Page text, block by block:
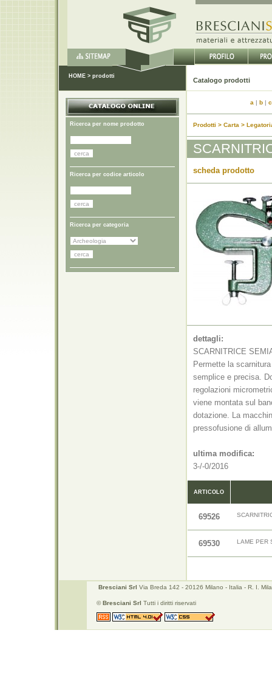
HOME > prodotti
Ricerca per nome prodotto
Ricerca per codice articolo
Ricerca per categoria
a | b| c
Prodotti > Carta >
scheda prodotto
dettagli:
SCARNITRICE
Permette la
semplice e precisa.
regolazioni
viene montata sul
dotazione. La
pressofusione di
ultima modifica:
3-/-0/2016
ARTICOLO
69526
69530 LAME PER
Bresciani Srl Via Breda 142 - 20126 Milano - Italia - R. I.
©Bresciani Srl Tutti i diritti riservati